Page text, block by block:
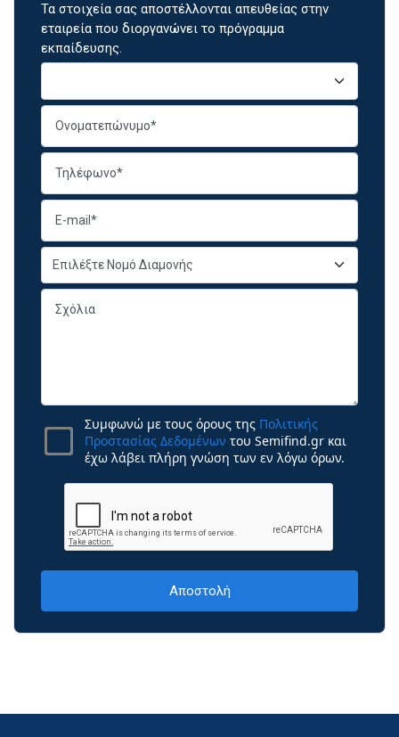
Τα στοιχεία σας αποστέλλονται απευθείας στην
εταιρεία που διοργανώνει το πρόγραμμα
εκπαίδευσης.
Συμφωνώ με τους όρους της Πολιτικής
Προστασίας Δεδομένων του Semifind.gr και
έχω λάβει πλήρη γνώση των εν λόγω όρων.